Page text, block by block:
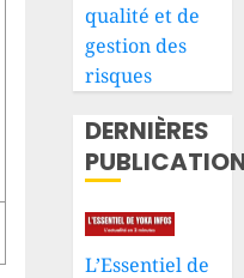
qualité et de
gestion des
risques
DERNIÈRES
L’Essentiel de